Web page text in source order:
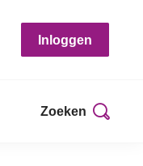
Inloggen
Zoeken